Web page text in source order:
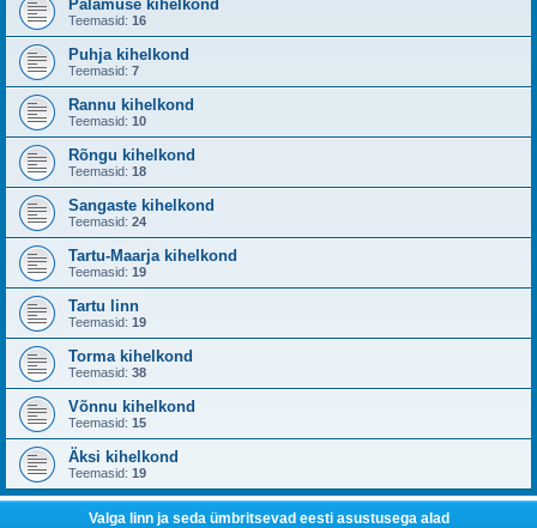
Palamuse kihelkond
Teemasid: 16
Puhja kihelkond
Teemasid: 7
Rannu kihelkond
Teemasid: 10
Rõngu kihelkond
Teemasid: 18
Sangaste kihelkond
Teemasid: 24
Tartu-Maarja kihelkond
Teemasid: 19
Tartu linn
Teemasid: 19
Torma kihelkond
Teemasid: 38
Võnnu kihelkond
Teemasid: 15
Äksi kihelkond
Teemasid: 19
Valga linn ja seda ümbritsevad eesti asustusega alad